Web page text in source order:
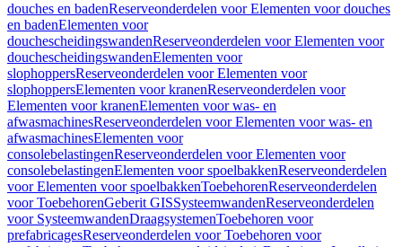
douches en badenReserveonderdelen voor Elementen voor douches
en badenElementen voor
douchescheidingswandenReserveonderdelen voor Elementen voor
douchescheidingswandenElementen voor
slophoppersReserveonderdelen voor Elementen voor
slophoppersElementen voor kranenReserveonderdelen voor
Elementen voor kranenElementen voor was- en
afwasmachinesReserveonderdelen voor Elementen voor was- en
afwasmachinesElementen voor
consolebelastingenReserveonderdelen voor Elementen voor
consolebelastingenElementen voor spoelbakkenReserveonderdelen
voor Elementen voor spoelbakkenToebehorenReserveonderdelen
voor ToebehorenGeberit GISSysteemwandenReserveonderdelen
voor SysteemwandenDraagsystemenToebehoren voor
prefabricagesReserveonderdelen voor Toebehoren voor